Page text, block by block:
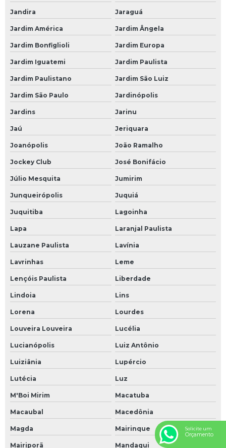
Jandira Jaraguá
Jardim América Jardim Ângela
Jardim Bonfiglioli Jardim Europa
Jardim Iguatemi Jardim Paulista
Jardim Paulistano Jardim São Luiz
Jardim São Paulo Jardinópolis
Jardins Jarinu
Jaú Jeriquara
Joanópolis João Ramalho
Jockey Club José Bonifácio
Júlio Mesquita Jumirim
Junqueirópolis Juquiá
Juquitiba Lagoinha
Lapa Laranjal Paulista
Lauzane Paulista Lavínia
Lavrinhas Leme
Lençóis Paulista Liberdade
Lindoia Lins
Lorena Lourdes
Louveira Louveira Lucélia
Lucianópolis Luiz Antônio
Luiziânia Lupércio
Lutécia Luz
M'Boi Mirim Macatuba
Macaubal Macedônia
Magda Mairinque
Mairiporã Mandaqui
Solicite um
Orçamento